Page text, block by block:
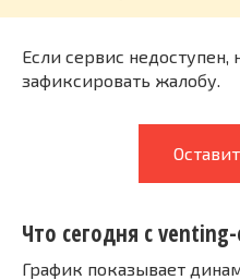
Если сервис
зафиксировать жалобу.
Что сегодня с
График показывает